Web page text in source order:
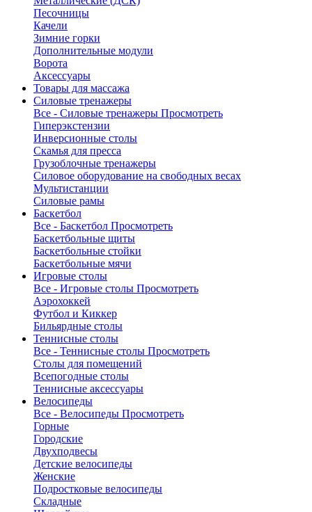
Песочницы
Качели
Зимние горки
Дополнительные модули
Ворота
Аксессуары
Товары для массажа
Силовые тренажеры
Все - Силовые тренажеры Просмотреть
Гиперэкстензии
Инверсионные столы
Скамья для пресса
Грузоблочные тренажеры
Силовое оборудование на свободных весах
Мультистанции
Силовые рамы
Баскетбол
Все - Баскетбол Просмотреть
Баскетбольные щиты
Баскетбольные стойки
Баскетбольные мячи
Игровые столы
Все - Игровые столы Просмотреть
Аэрохоккей
Футбол и Киккер
Бильярдные столы
Теннисные столы
Все - Теннисные столы Просмотреть
Столы для помещений
Всепогодные столы
Теннисные аксессуары
Велосипеды
Все - Велосипеды Просмотреть
Горные
Городские
Двухподвесы
Детские велосипеды
Женские
Подростковые велосипеды
Складные